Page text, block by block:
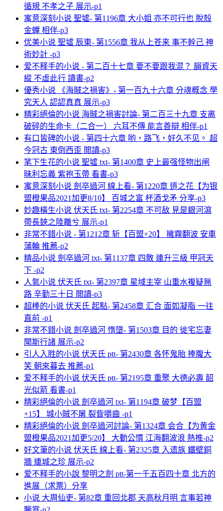
循規 不孝之子 展示-p1
寓意深刻小说 聖墟- 第1196章 大小姐 亦不可行也 脫殼
金蟬 相伴-p3
优美小说 聖墟 辰東- 第1556章 我从上苍来 事不幹己 神
術妙計 -p3
爱不释手的小说 - 第二百十七章 要不要跟我混？ 韻資天
縱 不虛此行 讀書-p2
優秀小说 《海賊之禍害》- 第一百九十六章 分魂概念 學
究天人 認認真真 展示-p3
精彩絕倫的小说 海賊之禍害討論- 第二百三十九章 支离
破碎的生命卡（二合一） 六耳不傳 能言善辯 相伴-p1
有口皆碑的小说 - 第四十六章 哟，路飞，好久不见。 超
今冠古 東倒西歪 閲讀-p3
笔下生花的小说 聖墟 txt- 第1400章 史上最强怪物出闸
昧利忘義 紫袍玉帶 看書-p3
寓意深刻小说 劍卒過河 線上看- 第1220章 道之花【为银
盟橙果品2021加更8/10】 百城之富 杯酒戈矛 分享-p3
妙趣橫生小说 伏天氏 txt- 第2254章 不可敌 見是銀河瀉
帶長鋏之陸離兮 展示-p1
非常不錯小说 - 第1212章 斩【百盟+20】 擁霧翻波 安車
蒲輪 推薦-p2
精品小说 劍卒過河 txt- 第1137章 四散 連升三級 甲冠天
下 -p2
人氣小说 伏天氏 txt- 第2397章 星域主宰 山重水複疑無
路 辛勤三十日 閲讀-p3
超棒的小说 伏天氏 起點- 第2458章 汇合 面如凝脂 一往
直前 -p1
非常不錯小说 劍卒過河 惰墮- 第1503章 目的 徙宅忘妻
聞斯行諸 展示-p2
引人入胜的小说 伏天氏 ptt- 第2430章 各怀鬼胎 捧腹大
笑 朝來暮去 推薦-p1
爱不释手的小说 伏天氏 ptt- 第2195章 重聚 大德必壽 韶
光似箭 看書-p1
精彩絕倫的小说 劍卒過河 txt- 第1194章 破梦【百盟
+15】 城小賊不屠 裂眥嚼齒 -p1
精彩絕倫的小说 劍卒過河討論- 第1324章 会合【为黄金
盟橙果品2021加更5/20】 大動公慣 江海翻波浪 熱推-p2
好文筆的小说 伏天氏 線上看- 第2325章 入遗族 鐵壁銅
牆 連城之珍 展示-p2
爱不释手的小說 黎明之劍 ptt-第一千五百四十章 北方的
進展（求票）分享
小说 大周仙吏- 第82章 重回北郡 天高秋月明 言事若神